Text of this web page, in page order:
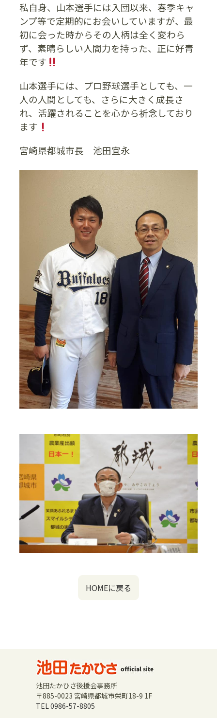
私自身、山本選手には入団以来、春季キャ
ンプ等で定期的にお会いしていますが、最
初に会った時からその人柄は全く変わら
ず、素晴らしい人間力を持った、正に好青
年です
山本選手には、プロ野球選手としても、一
人の人間としても、さらに大きく成長さ
れ、活躍されることを心から祈念しており
ます
宮崎県都城市長 池田宜永
HOMEに戻る
池田たかひさ後援会事務所
〒885-0023 宮崎県都城市栄町18-9 1F
TEL 0986-57-8805